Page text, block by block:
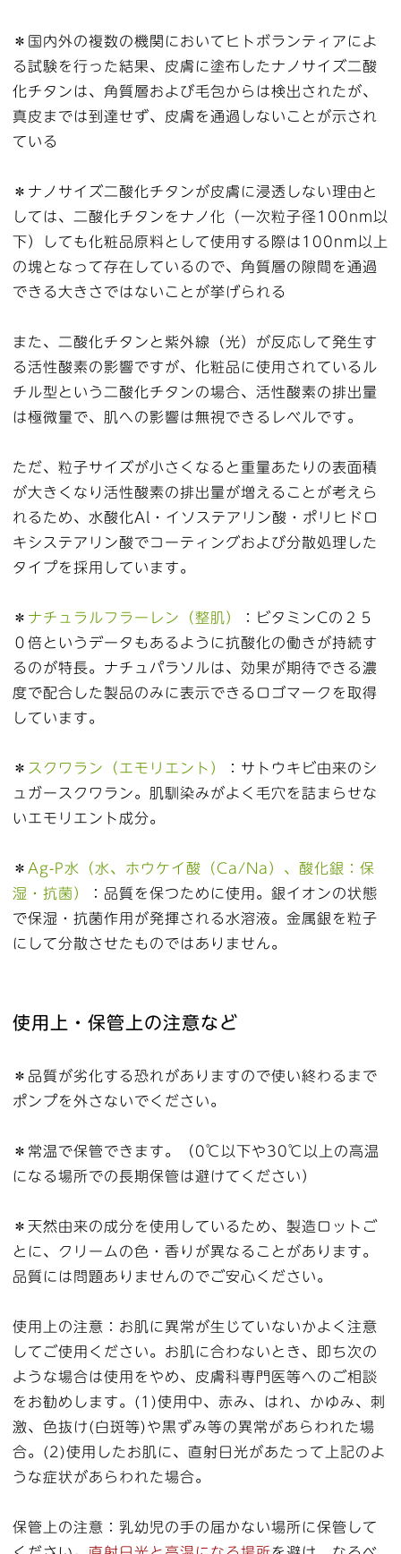
＊国内外の複数の機関においてヒトボランティアによ
る試験を行った結果、皮膚に塗布したナノサイズ二酸
化チタンは、角質層および毛包からは検出されたが、
真皮までは到達せず、皮膚を通過しないことが示され
ている
＊ナノサイズ二酸化チタンが皮膚に浸透しない理由と
しては、二酸化チタンをナノ化（一次粒子径100nm以
下）しても化粧品原料として使用する際は100nm以上
の塊となって存在しているので、角質層の隙間を通過
できる大きさではないことが挙げられる
また、二酸化チタンと紫外線（光）が反応して発生す
る活性酸素の影響ですが、化粧品に使用されているル
チル型という二酸化チタンの場合、活性酸素の排出量
は極微量で、肌への影響は無視できるレベルです。
ただ、粒子サイズが小さくなると重量あたりの表面積
が大きくなり活性酸素の排出量が増えることが考えら
れるため、水酸化Al・イソステアリン酸・ポリヒドロ
キシステアリン酸でコーティングおよび分散処理した
タイプを採用しています。
＊ ナチュラルフラーレン（整肌）
：ビタミンCの２５
０倍というデータもあるように抗酸化の働きが持続す
るのが特長。ナチュパラソルは、効果が期待できる濃
度で配合した製品のみに表示できるロゴマークを取得
しています。
＊ スクワラン（エモリエント）
：サトウキビ由来のシ
ュガースクワラン。肌馴染みがよく毛穴を詰まらせな
いエモリエント成分。
＊ Ag-P水（水、ホウケイ酸（Ca/Na）、酸化銀：保
湿・抗菌）
：品質を保つために使用。銀イオンの状態
で保湿・抗菌作用が発揮される水溶液。金属銀を粒子
にして分散させたものではありません。
使用上・保管上の注意など
＊品質が劣化する恐れがありますので使い終わるまで
ポンプを外さないでください。
＊常温で保管できます。（0℃以下や30℃以上の高温
になる場所での長期保管は避けてください）
＊天然由来の成分を使用しているため、製造ロットご
とに、クリームの色・香りが異なることがあります。
品質には問題ありませんのでご安心ください。
使用上の注意：お肌に異常が生じていないかよく注意
してご使用ください。お肌に合わないとき、即ち次の
ような場合は使用をやめ、皮膚科専門医等へのご相談
をお勧めします。(1)使用中、赤み、はれ、かゆみ、刺
激、色抜け(白斑等)や黒ずみ等の異常があらわれた場
合。(2)使用したお肌に、直射日光があたって上記のよ
うな症状があらわれた場合。
保管上の注意：乳幼児の手の届かない場所に保管して